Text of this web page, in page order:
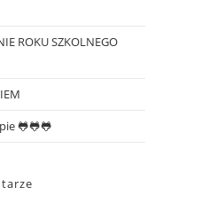
ROKU SZKOLNEGO
🐸🐸🐸